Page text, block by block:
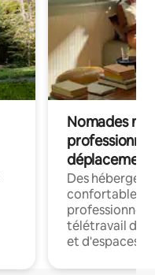
Nomades
déplacement
Des
confortables
professionnels
télétravail
et d'espaces